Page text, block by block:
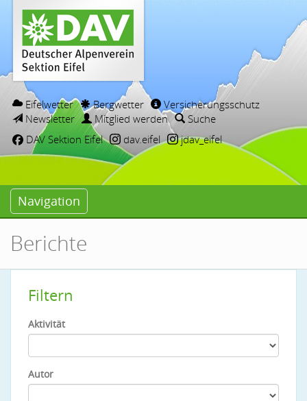
Eifelwetter Bergwetter
Versicherungsschutz
Newsletter
Mitglied werden
Suche
DAV Sektion Eifel
dav.eifel jdav_eifel
Navigation
Berichte
Filtern
Aktivität
Autor